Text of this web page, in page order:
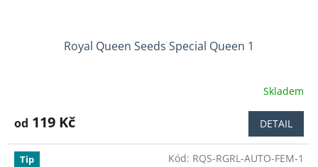
Royal Queen Seeds Special Queen 1
produktu
3,8
Skladem
od 119 Kč DETAIL
Tip Kód: RQS-RGRL-AUTO-FEM-1